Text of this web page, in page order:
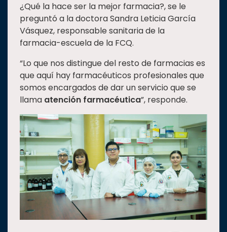
¿Qué la hace ser la mejor farmacia?, se le
preguntó a la doctora Sandra Leticia García
Vásquez, responsable sanitaria de la
farmacia-escuela de la FCQ.
“Lo que nos distingue del resto de farmacias es
que aquí hay farmacéuticos profesionales que
somos encargados de dar un servicio que se
llama atención farmacéutica”, responde.